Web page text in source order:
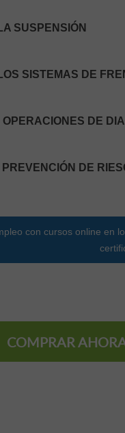
SUSPENSIÓN
SISTEMAS DE
DE
DE
con cursos online en
COMPRAR